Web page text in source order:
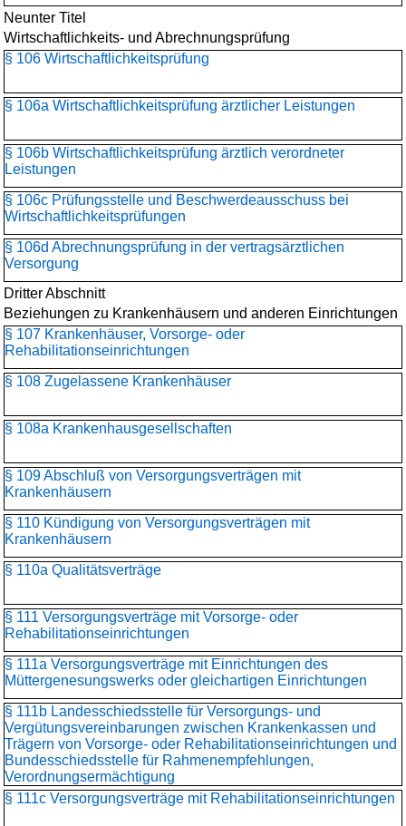
Neunter Titel
Wirtschaftlichkeits- und Abrechnungsprüfung
§ 106 Wirtschaftlichkeitsprüfung
§ 106a Wirtschaftlichkeitsprüfung ärztlicher Leistungen
§ 106b Wirtschaftlichkeitsprüfung ärztlich verordneter
Leistungen
§ 106c Prüfungsstelle und Beschwerdeausschuss bei
Wirtschaftlichkeitsprüfungen
§ 106d Abrechnungsprüfung in der vertragsärztlichen
Versorgung
Dritter Abschnitt
Beziehungen zu Krankenhäusern und anderen Einrichtungen
§ 107 Krankenhäuser, Vorsorge- oder
Rehabilitationseinrichtungen
§ 108 Zugelassene Krankenhäuser
§ 108a Krankenhausgesellschaften
§ 109 Abschluß von Versorgungsverträgen mit
Krankenhäusern
§ 110 Kündigung von Versorgungsverträgen mit
Krankenhäusern
§ 110a Qualitätsverträge
§ 111 Versorgungsverträge mit Vorsorge- oder
Rehabilitationseinrichtungen
§ 111a Versorgungsverträge mit Einrichtungen des
Müttergenesungswerks oder gleichartigen Einrichtungen
§ 111b Landesschiedsstelle für Versorgungs- und
Vergütungsvereinbarungen zwischen Krankenkassen und
Trägern von Vorsorge- oder Rehabilitationseinrichtungen und
Bundesschiedsstelle für Rahmenempfehlungen,
Verordnungsermächtigung
§ 111c Versorgungsverträge mit Rehabilitationseinrichtungen